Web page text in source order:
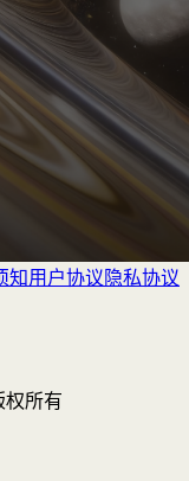
知用户协议 隐私协议
所有